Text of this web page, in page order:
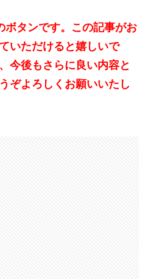
ボタンです。この記事がお
いただけると嬉しいで
今後もさらに良い内容と
ぞよろしくお願いいたし